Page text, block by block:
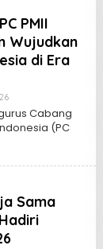
PMII
Wujudkan
di Era
Oleh
UpdateCabang
(PC
Sama